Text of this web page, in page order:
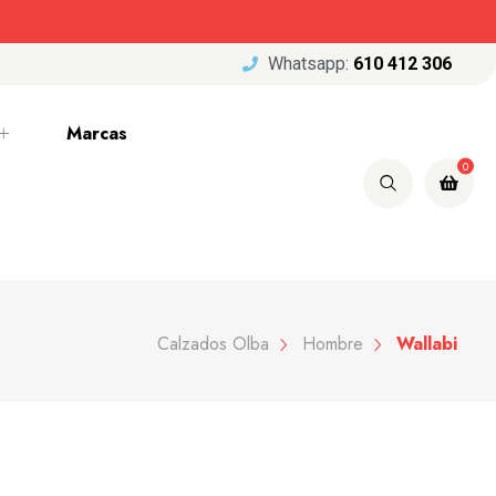
Whatsapp: 610 412 306
Marcas
0
Calzados Olba Hombre Wallabi